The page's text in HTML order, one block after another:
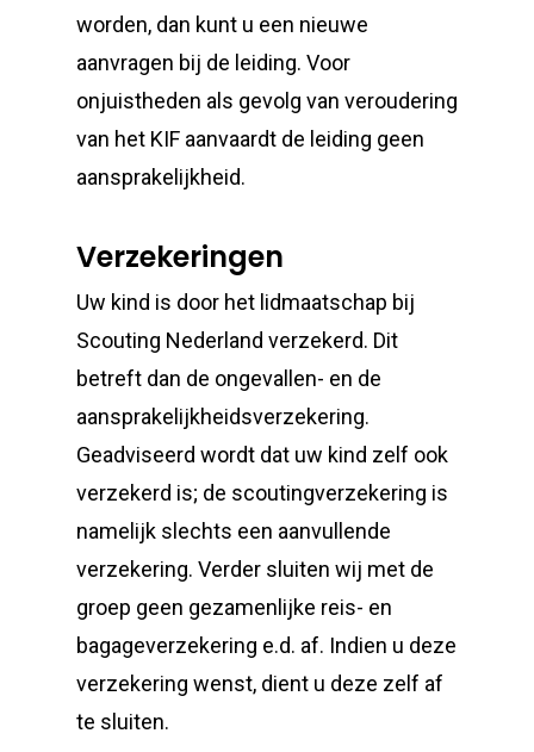
worden, dan kunt u een nieuwe
aanvragen bij de leiding. Voor
onjuistheden als gevolg van veroudering
van het KIF aanvaardt de leiding geen
aansprakelijkheid.
Verzekeringen
Uw kind is door het lidmaatschap bij
Scouting Nederland verzekerd. Dit
betreft dan de ongevallen- en de
aansprakelijkheidsverzekering.
Geadviseerd wordt dat uw kind zelf ook
verzekerd is; de scoutingverzekering is
namelijk slechts een aanvullende
verzekering. Verder sluiten wij met de
groep geen gezamenlijke reis- en
bagageverzekering e.d. af. Indien u deze
verzekering wenst, dient u deze zelf af
te sluiten.